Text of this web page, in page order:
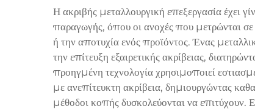
Η ακριβής μεταλλουργική επεξεργασία έχει
παραγωγής, όπου οι ανοχές που μετρώνται
ή την αποτυχία ενός προϊόντος. Ένας
την επίτευξη εξαιρετικής ακρίβειας,
προηγμένη τεχνολογία χρησιμοποιεί
με ανεπίτευκτη ακρίβεια, δημιουργώντας
μέθοδοι κοπής δυσκολεύονται να επιτύχουν.